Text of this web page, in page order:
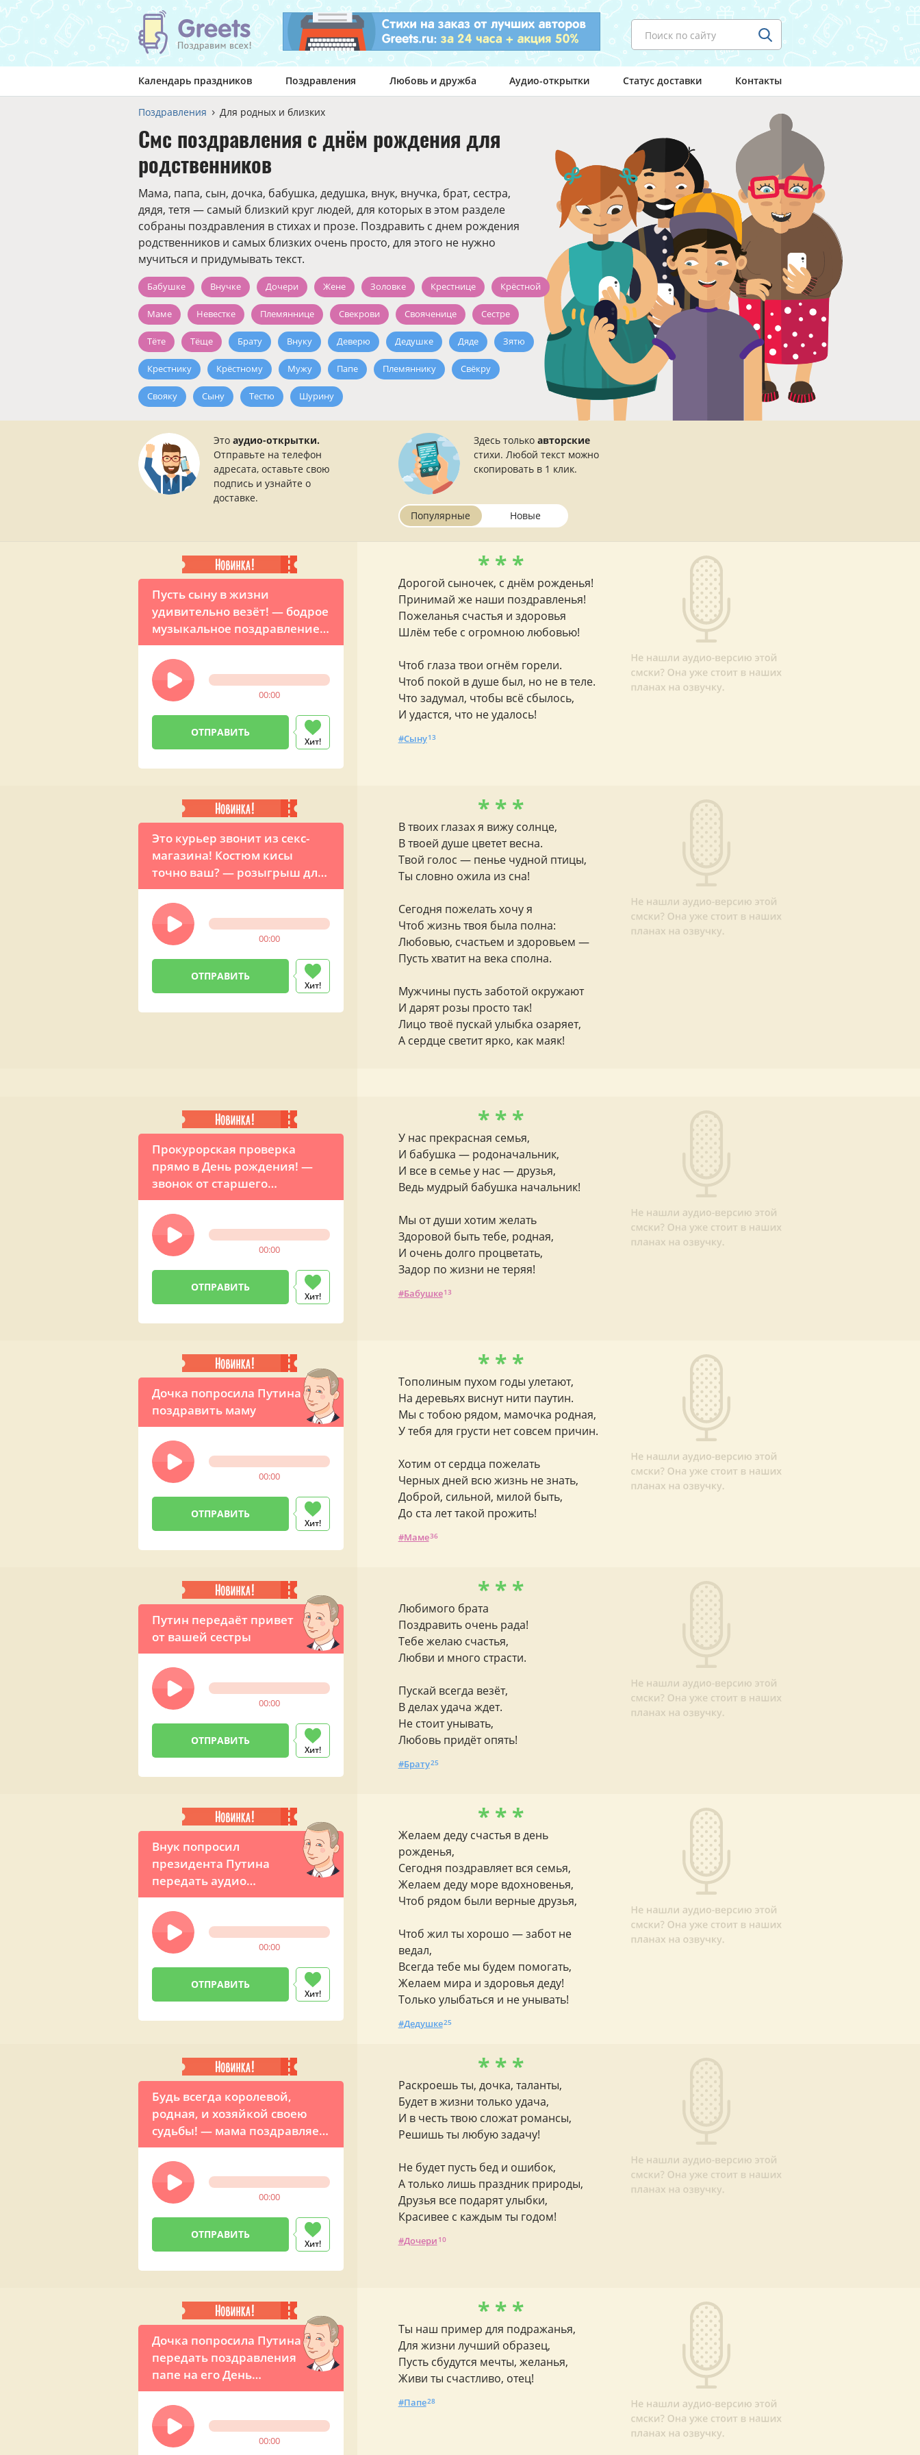
Поиск по сайту
Календарь праздников Поздравления Любовь и дружба Аудио-открытки Статус доставки Контакты
Поздравления Для родных и близких
Смс поздравления с днём рождения для
родственников
Мама, папа, сын, дочка, бабушка, дедушка, внук, внучка, брат, сестра,
дядя, тетя — самый близкий круг людей, для которых в этом разделе
собраны поздравления в стихах и прозе. Поздравить с днем рождения
родственников и самых близких очень просто, для этого не нужно
мучиться и придумывать текст.
Бабушке Внучке Дочери Жене Золовке Крестнице Крёстной
Маме Невестке Племяннице Свекрови Свояченице Сестре
Тёте Тёще Брату Внуку Деверю Дедушке Дяде Зятю
Крестнику Крёстному Мужу Папе Племяннику Свёкру
Свояку Сыну Тестю Шурину
Это аудио-открытки.
Отправьте на телефон
адресата, оставьте свою
подпись и узнайте о
доставке.
Здесь только авторские
стихи. Любой текст можно
скопировать в 1 клик.
Популярные Новые
Пусть сыну в жизни
удивительно везёт! — бодрое
музыкальное поздравление
от матери
00:00
Хит!
* * *
Дорогой сыночек, с днём рожденья!
Принимай же наши поздравленья!
Пожеланья счастья и здоровья
Шлём тебе с огромною любовью!
Чтоб глаза твои огнём горели.
Чтоб покой в душе был, но не в теле.
Что задумал, чтобы всё сбылось,
И удастся, что не удалось!
Сыну13
Это курьер звонит из секс-
магазина! Костюм кисы
точно ваш? — розыгрыш для
девушки на День рожденья
00:00
Хит!
* * *
В твоих глазах я вижу солнце,
В твоей душе цветет весна.
Твой голос — пенье чудной птицы,
Ты словно ожила из сна!
Сегодня пожелать хочу я
Чтоб жизнь твоя была полна:
Любовью, счастьем и здоровьем —
Пусть хватит на века сполна.
Мужчины пусть заботой окружают
И дарят розы просто так!
Лицо твоё пускай улыбка озаряет,
А сердце светит ярко, как маяк!
Прокурорская проверка
прямо в День рождения! —
звонок от старшего
следователя Поздравчука
00:00
Хит!
* * *
У нас прекрасная семья,
И бабушка — родоначальник,
И все в семье у нас — друзья,
Ведь мудрый бабушка начальник!
Мы от души хотим желать
Здоровой быть тебе, родная,
И очень долго процветать,
Задор по жизни не теряя!
Бабушке13
Дочка попросила Путина
поздравить маму
00:00
Хит!
* * *
Тополиным пухом годы улетают,
На деревьях виснут нити паутин.
Мы с тобою рядом, мамочка родная,
У тебя для грусти нет совсем причин.
Хотим от сердца пожелать
Черных дней всю жизнь не знать,
Доброй, сильной, милой быть,
До ста лет такой прожить!
Маме36
Путин передаёт привет
от вашей сестры
00:00
Хит!
* * *
Любимого брата
Поздравить очень рада!
Тебе желаю счастья,
Любви и много страсти.
Пускай всегда везёт,
В делах удача ждет.
Не стоит унывать,
Любовь придёт опять!
Брату25
Внук попросил
президента Путина
передать аудио
поздравления дедушке
на его День рождения по
телефону
00:00
Хит!
* * *
Желаем деду счастья в день
рожденья,
Сегодня поздравляет вся семья,
Желаем деду море вдохновенья,
Чтоб рядом были верные друзья,
Чтоб жил ты хорошо — забот не
ведал,
Всегда тебе мы будем помогать,
Желаем мира и здоровья деду!
Только улыбаться и не унывать!
Дедушке25
Будь всегда королевой,
родная, и хозяйкой своею
судьбы! — мама поздравляет
дочку красивой песней
00:00
Хит!
* * *
Раскроешь ты, дочка, таланты,
Будет в жизни только удача,
И в честь твою сложат романсы,
Решишь ты любую задачу!
Не будет пусть бед и ошибок,
А только лишь праздник природы,
Друзья все подарят улыбки,
Красивее с каждым ты годом!
Дочери 10
Дочка попросила Путина
передать поздравления
папе на его День
рождения по телефону
00:00
* * *
Ты наш пример для подражанья,
Для жизни лучший образец,
Пусть сбудутся мечты, желанья,
Живи ты счастливо, отец!
Папе28